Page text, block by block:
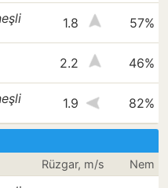
1.8 57%
2.2 46%
1.9 82%
Rüzgar, m/s Nem